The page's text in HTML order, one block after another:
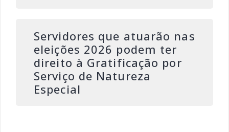
Servidores que atuarão nas
eleições 2026 podem ter
direito à Gratificação por
Serviço de Natureza
Especial